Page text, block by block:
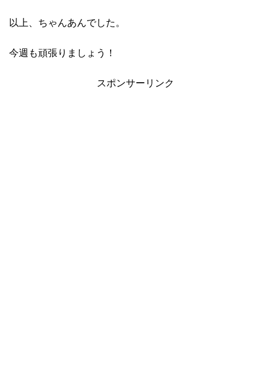
以上、ちゃんあんでした。
今週も頑張りましょう！
スポンサーリンク